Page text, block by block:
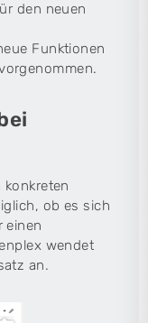
den neuen
Funktionen
ob es sich
einen
wendet
an.